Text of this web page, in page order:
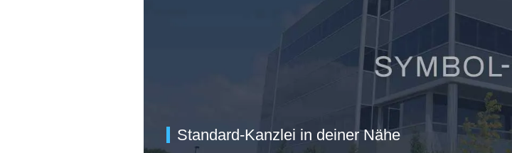
Standard-Kanzlei in deiner Nähe